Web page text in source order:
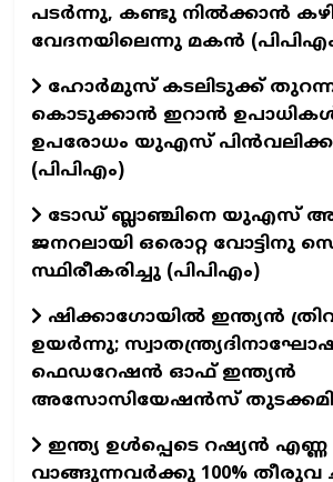
പടർന്നു, കണ്ടു നിൽക്കാൻ
വേദനയിലെന്നു മകൻ
ഹോർമുസ് കടലിടുക്ക്
കൊടുക്കാൻ ഇറാൻ
ഉപരോധം യുഎസ്
(പിപിഎം)
ടോഡ് ബ്ലാഞ്ചിനെ യുഎസ്
ജനറലായി ഒരൊറ്റ വോട്ടിനു
സ്ഥിരീകരിച്ചു (പിപിഎം)
ഷിക്കാഗോയിൽ ഇന്ത്യൻ
ഉയർന്നു;
ഫെഡറേഷൻ ഓഫ് ഇന്ത്യൻ
അസോസിയേഷൻസ്
ഇന്ത്യ ഉൾപ്പെടെ റഷ്യൻ എണ്ണ
വാങ്ങുന്നവർക്കു 100%